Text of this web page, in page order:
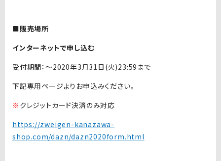
■販売場所
インターネットで申し込む
受付期間：〜2020年3月31日(火)23:59まで
下記専用ページよりお申込みください。
※ クレジットカード決済のみ対応
https://zweigen-kanazawa-
shop.com/dazn/dazn2020form.html